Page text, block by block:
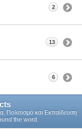
2
13
6
Πολιτισμό και Εκπαίδευση
the word.